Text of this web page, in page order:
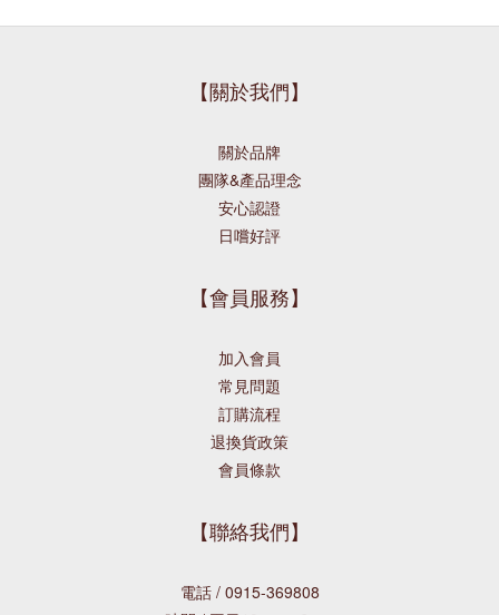
【關於我們】
關於品牌
團隊&產品理念
安心認證
日嚐好評
【會員服務】
加入會員
常見問題
訂購流程
退換貨政策
會員條款
【聯絡我們】
電話 / 0915-369808